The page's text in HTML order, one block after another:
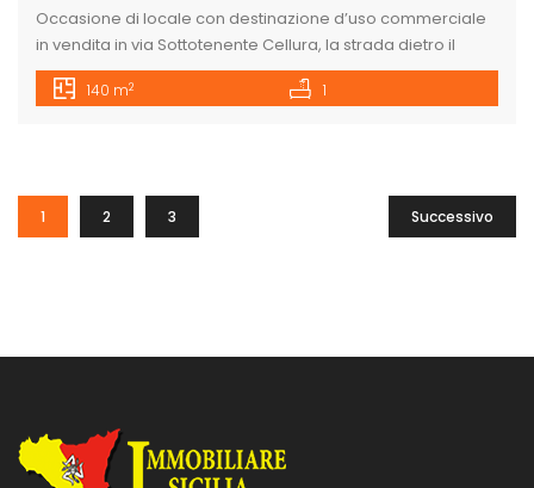
Occasione di locale con destinazione d’uso commerciale
in vendita in via Sottotenente Cellura, la strada dietro il
palazzo di città, a piano terra, con atrio al centro scoperto
e le quattro stanze attorno a questo atro lo rendono unico
140 m2 1
1 2 3 Successivo